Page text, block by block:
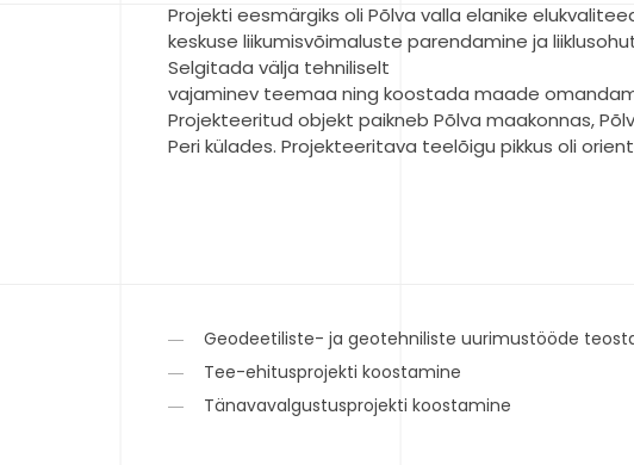
Projekti eesmärgiks oli Põlva valla elanike
keskuse liikumisvõimaluste parendamine ja
Selgitada välja tehniliselt
vajaminev teemaa ning koostada maade
Projekteeritud objekt paikneb Põlva maakonnas,
Peri külades. Projekteeritava teelõigu pikkus oli
Geodeetiliste- ja geotehniliste uurimustööde
Tee-ehitusprojekti koostamine
Tänavavalgustusprojekti koostamine